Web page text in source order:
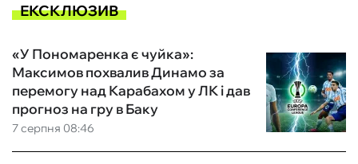
ЕКСКЛЮЗИВ
7 серпня 08:46
«У Пономаренка є чуйка»:
Максимов похвалив Динамо за
перемогу над Карабахом у ЛК і дав
прогноз на гру в Баку